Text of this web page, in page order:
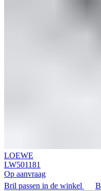
LOEWE
LW501181
Op aanvraag
Bril passen in de winkel